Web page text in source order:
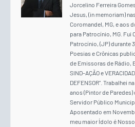
Jorcelino Ferreira
Jesus, (in memoriam)
Coromandel, MG, e aos
para Patrocínio, MG. Fui
Patrocínio, (JP) durante
Poesias e Crônicas
de Emissoras de Rádio,
SIND-AÇÃO e
DEFENSOR". Trabalhei
anos (Pintor de Paredes)
Servidor Público
Aposentado em
meu maior Ídolo é